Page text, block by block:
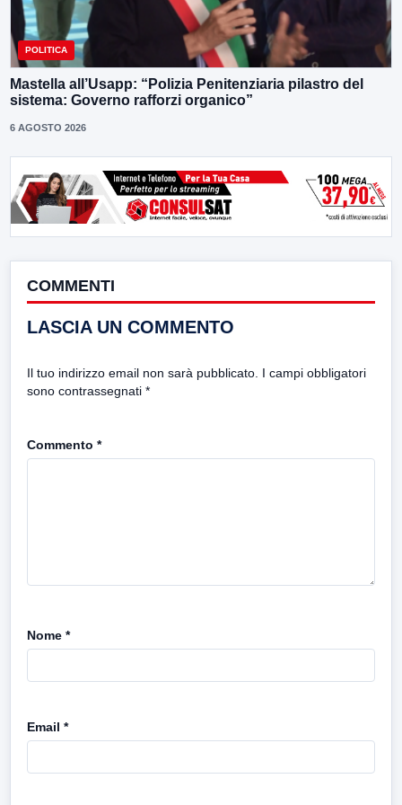
POLITICA
Mastella all’Usapp: “Polizia Penitenziaria pilastro del
sistema: Governo rafforzi organico”
6 AGOSTO 2026
COMMENTI
LASCIA UN COMMENTO
Il tuo indirizzo email non sarà pubblicato. I campi obbligatori
sono contrassegnati *
Commento *
Nome *
Email *